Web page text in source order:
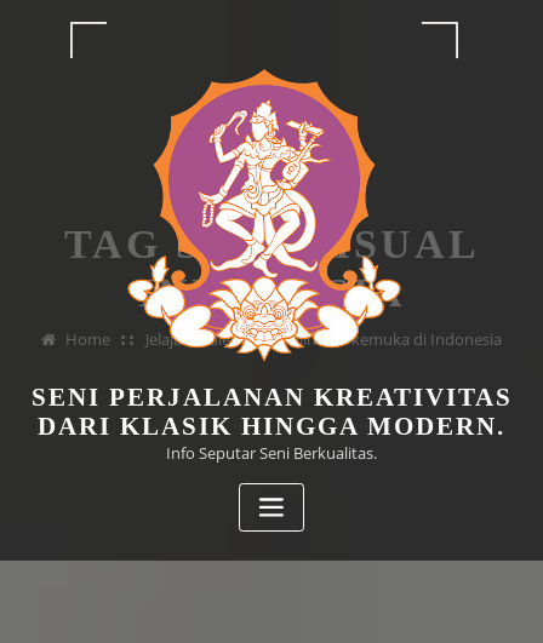
SENI PERJALANAN KREATIVITAS
DARI KLASIK HINGGA MODERN.
Info Seputar Seni Berkualitas.
TAG SENI VISUAL
INDONESIA
Home Jelajahi Galeri Seni Online Terkemuka di Indonesia